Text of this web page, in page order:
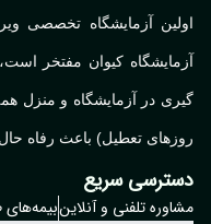
آزمایشگاه تخصصی
کیوان مفتخر است، با
تعطیل) باعث رفاه حال
سریع
تلفنی و آنلاینبیمه‌های طرف